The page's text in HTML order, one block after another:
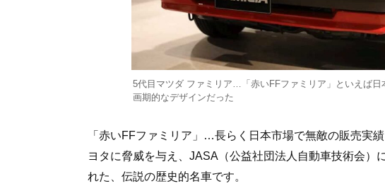
5代目マツダ ファミリア…「赤いFFファミリア」といえば日
画期的なデザインだった
「赤いFFファミリア」…長らく日本市場で無敵の販売実
ヨタに脅威を与え、JASA（公益社団法人自動車技術会）
れた、伝説の歴史的名車です。